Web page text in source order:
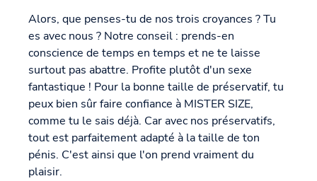
Alors, que penses-tu de nos trois croyances ? Tu
es avec nous ? Notre conseil : prends-en
conscience de temps en temps et ne te laisse
surtout pas abattre. Profite plutôt d'un sexe
fantastique ! Pour la bonne taille de préservatif, tu
peux bien sûr faire confiance à MISTER SIZE,
comme tu le sais déjà. Car avec nos préservatifs,
tout est parfaitement adapté à la taille de ton
pénis. C'est ainsi que l'on prend vraiment du
plaisir.